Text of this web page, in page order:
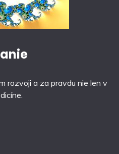
rozvoji a za pravdu nie len v